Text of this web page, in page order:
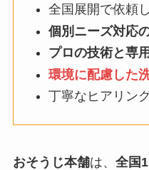
全国展開で依頼
個別ニーズ対応
プロの技術と専
環境に配慮した
丁寧なヒアリン
おそうじ本舗は、 全国